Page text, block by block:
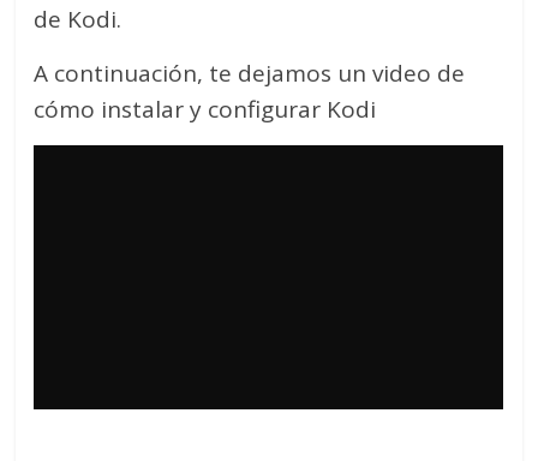
de Kodi.
A continuación, te dejamos un video de
cómo instalar y configurar Kodi